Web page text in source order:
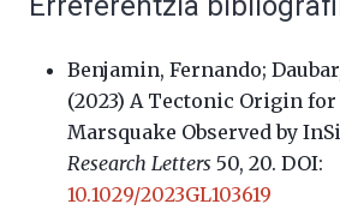
Benjamin, Fernando;
(2023) A Tectonic Origin
Marsquake Observed by
Research Letters 50, 20. DOI:
10.1029/2023GL103619